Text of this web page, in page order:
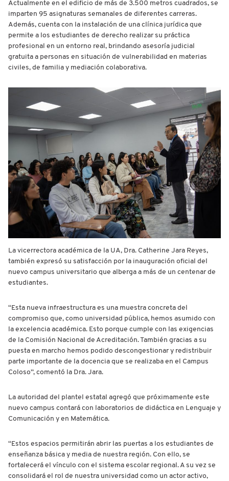
Actualmente en el edificio de más de 3.500 metros cuadrados, se
imparten 95 asignaturas semanales de diferentes carreras.
Además, cuenta con la instalación de una clínica jurídica que
permite a los estudiantes de derecho realizar su práctica
profesional en un entorno real, brindando asesoría judicial
gratuita a personas en situación de vulnerabilidad en materias
civiles, de familia y mediación colaborativa.
La vicerrectora académica de la UA, Dra. Catherine Jara Reyes,
también expresó su satisfacción por la inauguración oficial del
nuevo campus universitario que alberga a más de un centenar de
estudiantes.
“Esta nueva infraestructura es una muestra concreta del
compromiso que, como universidad pública, hemos asumido con
la excelencia académica. Esto porque cumple con las exigencias
de la Comisión Nacional de Acreditación. También gracias a su
puesta en marcho hemos podido descongestionar y redistribuir
parte importante de la docencia que se realizaba en el Campus
Coloso”, comentó la Dra. Jara.
La autoridad del plantel estatal agregó que próximamente este
nuevo campus contará con laboratorios de didáctica en Lenguaje y
Comunicación y en Matemática.
“Estos espacios permitirán abrir las puertas a los estudiantes de
enseñanza básica y media de nuestra región. Con ello, se
fortalecerá el vínculo con el sistema escolar regional. A su vez se
consolidará el rol de nuestra universidad como un actor activo,